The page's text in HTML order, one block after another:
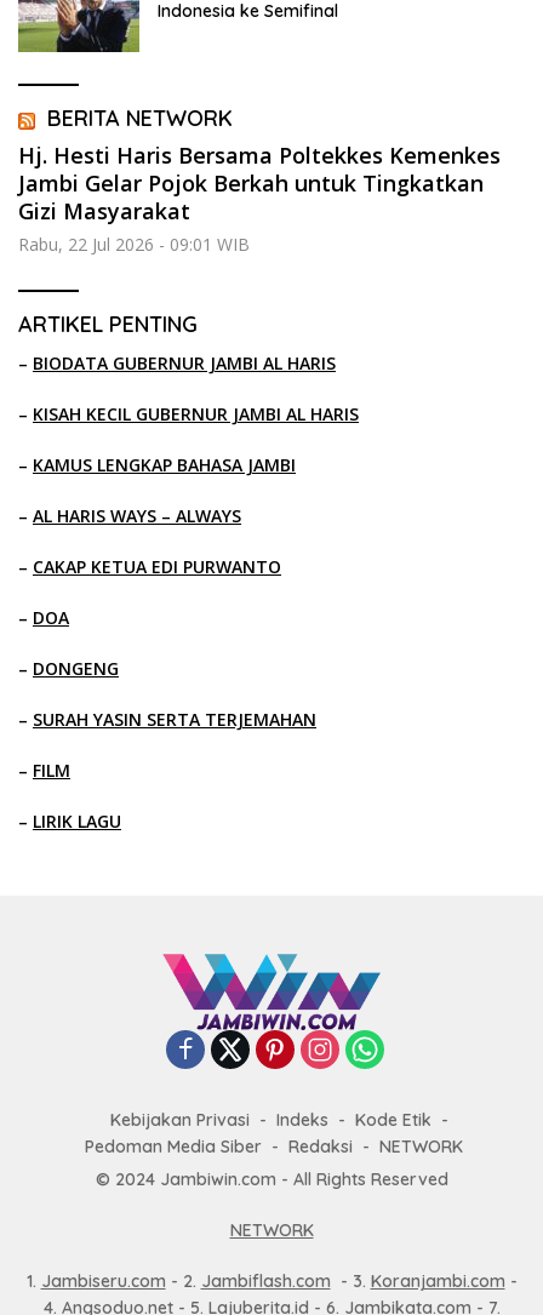
Indonesia ke Semifinal
BERITA NETWORK
Hj. Hesti Haris Bersama Poltekkes Kemenkes
Jambi Gelar Pojok Berkah untuk Tingkatkan
Gizi Masyarakat
Rabu, 22 Jul 2026 - 09:01 WIB
ARTIKEL PENTING
– BIODATA GUBERNUR JAMBI AL HARIS
– KISAH KECIL GUBERNUR JAMBI AL HARIS
– KAMUS LENGKAP BAHASA JAMBI
– AL HARIS WAYS – ALWAYS
– CAKAP KETUA EDI PURWANTO
– DOA
– DONGENG
– SURAH YASIN SERTA TERJEMAHAN
– FILM
– LIRIK LAGU
Kebijakan Privasi Indeks
Kode Etik
Pedoman Media Siber
Redaksi
NETWORK
© 2024 Jambiwin.com - All Rights Reserved
NETWORK
1. Jambiseru.com - 2. Jambiflash.com - 3. Koranjambi.com -
4. Angsoduo.net- 5. Lajuberita.id - 6. Jambikata.com - 7.